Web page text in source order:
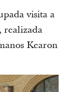
visita a
realizada
Kearon